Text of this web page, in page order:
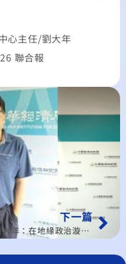
心主任/劉大年
聯合報
下一篇
劉大年：在地緣政治漩渦中前行 台灣CPTPP挑戰升級